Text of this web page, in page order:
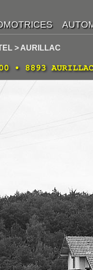
> AURILLAC
• 8893 AURILLAC